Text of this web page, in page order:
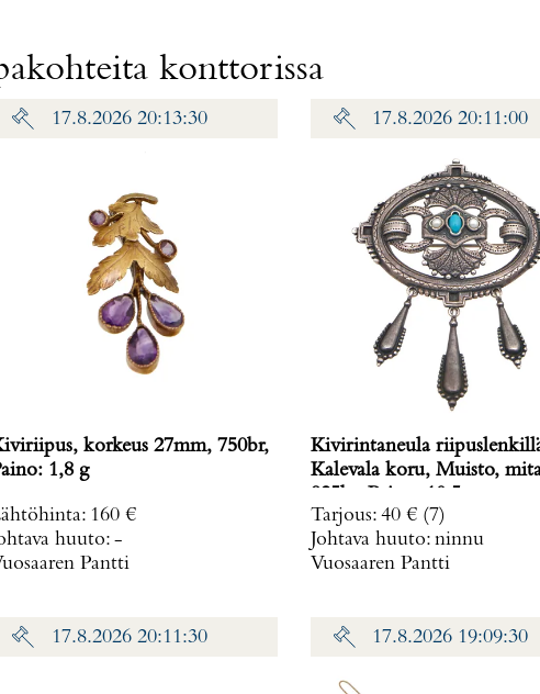
konttorissa
17.8.2026 20:13:30
korkeus 27mm, 750br,
1,8 g
: 160 €
huuto: -
Pantti
17.8.2026 20:11:00
Kivirintaneula
Kalevala koru, Muisto,
Tarjous: 40 € (7)
Johtava huuto: ninnu
Vuosaaren Pantti
17.8.2026 20:11:30 17.8.2026 19:09:30